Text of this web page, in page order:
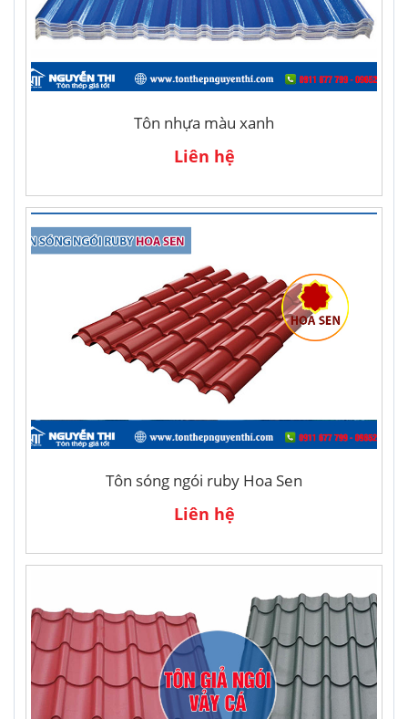
Tôn nhựa màu xanh
Liên hệ
Tôn sóng ngói ruby Hoa Sen
Liên hệ